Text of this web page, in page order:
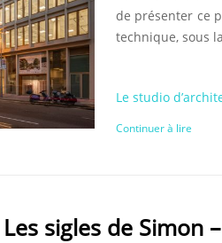
de présenter ce
technique, sous
Le studio
Continuer à lire
Les sigles de